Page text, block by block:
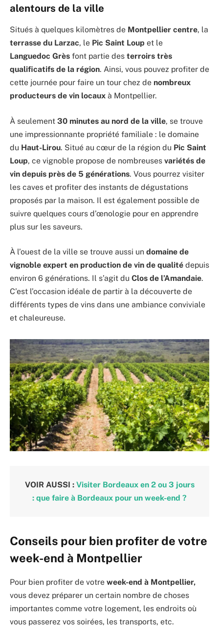
alentours de la ville
Situés à quelques kilomètres de Montpellier centre, la
terrasse du Larzac, le Pic Saint Loup et le
Languedoc Grès font partie des terroirs très
qualificatifs de la région. Ainsi, vous pouvez profiter de
cette journée pour faire un tour chez de nombreux
producteurs de vin locaux à Montpellier.
À seulement 30 minutes au nord de la ville, se trouve
une impressionnante propriété familiale : le domaine
du Haut-Lirou. Situé au cœur de la région du Pic Saint
Loup, ce vignoble propose de nombreuses variétés de
vin depuis près de 5 générations. Vous pourrez visiter
les caves et profiter des instants de dégustations
proposés par la maison. Il est également possible de
suivre quelques cours d’œnologie pour en apprendre
plus sur les saveurs.
À l’ouest de la ville se trouve aussi un domaine de
vignoble expert en production de vin de qualité depuis
environ 6 générations. Il s’agit du Clos de l’Amandaie.
C’est l’occasion idéale de partir à la découverte de
différents types de vins dans une ambiance conviviale
et chaleureuse.
VOIR AUSSI : Visiter Bordeaux en 2 ou 3 jours
: que faire à Bordeaux pour un week-end ?
Conseils pour bien profiter de votre
week-end à Montpellier
Pour bien profiter de votre week-end à Montpellier,
vous devez préparer un certain nombre de choses
importantes comme votre logement, les endroits où
vous passerez vos soirées, les transports, etc.